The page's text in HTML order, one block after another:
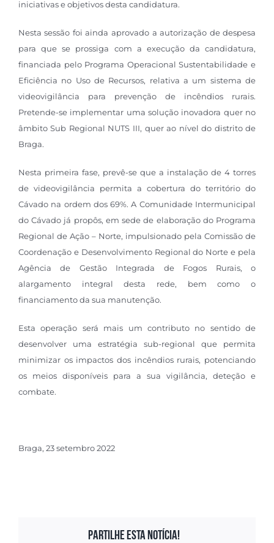
iniciativas e objetivos desta candidatura.
Nesta sessão foi ainda aprovado a autorização de despesa
para que se prossiga com a execução da candidatura,
financiada pelo Programa Operacional Sustentabilidade e
Eficiência no Uso de Recursos, relativa a um sistema de
videovigilância para prevenção de incêndios rurais.
Pretende-se implementar uma solução inovadora quer no
âmbito Sub Regional NUTS III, quer ao nível do distrito de
Braga.
Nesta primeira fase, prevê-se que a instalação de 4 torres
de videovigilância permita a cobertura do território do
Cávado na ordem dos 69%. A Comunidade Intermunicipal
do Cávado já propôs, em sede de elaboração do Programa
Regional de Ação – Norte, impulsionado pela Comissão de
Coordenação e Desenvolvimento Regional do Norte e pela
Agência de Gestão Integrada de Fogos Rurais, o
alargamento integral desta rede, bem como o
financiamento da sua manutenção.
Esta operação será mais um contributo no sentido de
desenvolver uma estratégia sub-regional que permita
minimizar os impactos dos incêndios rurais, potenciando
os meios disponíveis para a sua vigilância, deteção e
combate.
Braga, 23 setembro 2022
Partilhe esta notícia!